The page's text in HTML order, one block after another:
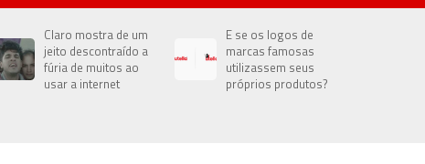
Claro mostra de um
jeito descontraído a
fúria de muitos ao
usar a internet
E se os logos de
marcas famosas
utilizassem seus
próprios produtos?